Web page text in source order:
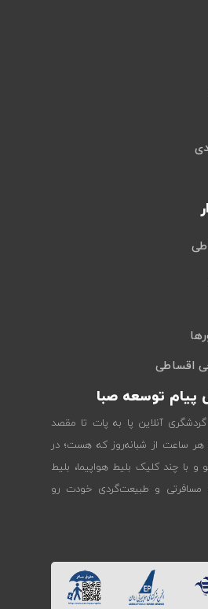
اقساطی
پیام توسعه صبا
آنلاین پا به پات تا مقصد
هر ساعت از شبانه‌روز که هست؛ در
با چند کلیک بلیط هواپیما، بلیط
مسافرتی و طبیعت‌گردی خودت رو